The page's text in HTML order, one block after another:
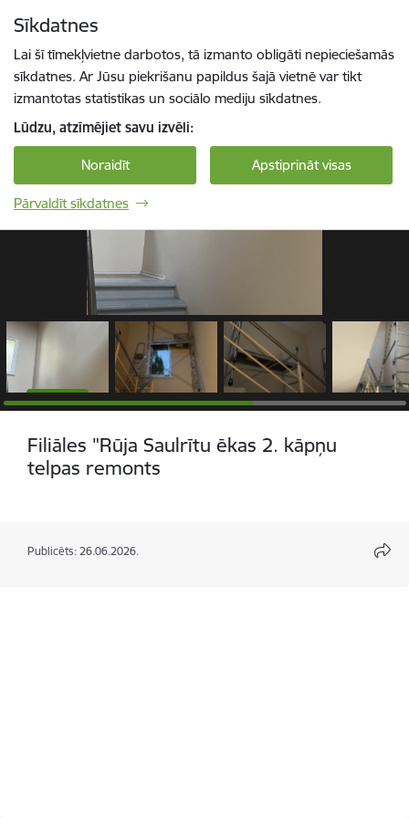
Sīkdatnes
Lai šī tīmekļvietne darbotos, tā izmanto obligāti nepieciešamās
sīkdatnes. Ar Jūsu piekrišanu papildus šajā vietnē var tikt
izmantotas statistikas un sociālo mediju sīkdatnes.
Lūdzu, atzīmējiet savu izvēli:
Noraidīt Apstiprināt visas
Pārvaldīt sīkdatnes
1 / 6
Filiāles "Rūja Saulrītu ēkas 2. kāpņu
telpas remonts
Publicēts: 26.06.2026.